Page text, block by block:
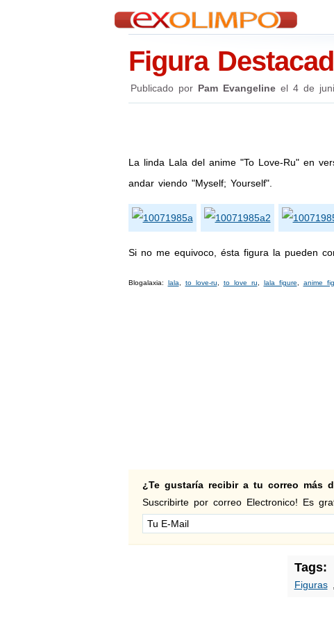
Figura
Publicado por Pam Evangelineel 4 de
La linda Lala del anime "To Love-Ru" en
andar viendo "Myself; Yourself".
Si no me equivoco, ésta figura la pueden
Blogalaxia: lala to love-ru to love ru lala figure anime
¿Te gustaría recibir a tu correo más
Suscribirte por correo Electronico! Es
Tags:
Figuras,